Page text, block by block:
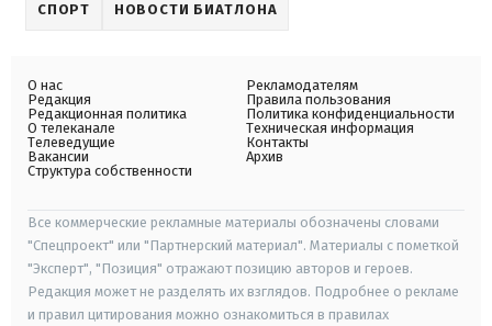
СПОРТ НОВОСТИ БИАТЛОНА
О нас
Редакция
Редакционная политика
О телеканале
Телеведущие
Вакансии
Структура собственности
Рекламодателям
Правила пользования
Политика конфиденциальности
Техническая информация
Контакты
Архив
Все коммерческие рекламные материалы обозначены словами
"Спецпроект" или "Партнерский материал". Материалы с пометкой
"Эксперт", "Позиция" отражают позицию авторов и героев.
Редакция может не разделять их взглядов. Подробнее о рекламе
и правил цитирования можно ознакомиться в правилах